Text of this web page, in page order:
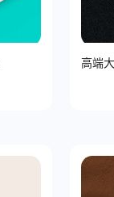
高端